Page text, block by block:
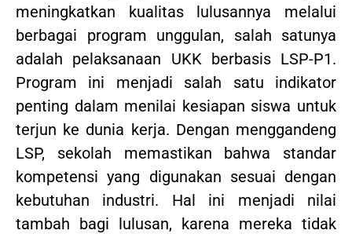
meningkatkan kualitas lulusannya melalui
berbagai program unggulan, salah satunya
adalah pelaksanaan UKK berbasis LSP-P1.
Program ini menjadi salah satu indikator
penting dalam menilai kesiapan siswa untuk
terjun ke dunia kerja. Dengan menggandeng
LSP, sekolah memastikan bahwa standar
kompetensi yang digunakan sesuai dengan
kebutuhan industri. Hal ini menjadi nilai
tambah bagi lulusan, karena mereka tidak